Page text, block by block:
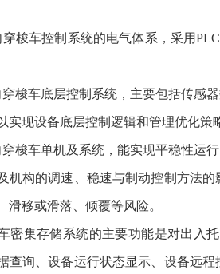
穿梭车控制系统的电气体系，采用
穿梭车底层控制系统，主要包括传
实现设备底层控制逻辑和管理优化策
穿梭车单机及系统，能实现平稳性
机构的调速、稳速与制动控制方法
滑移或滑落、倾覆等风险。
密集存储系统的主要功能是对出入
查询、设备运行状态显示、设备远